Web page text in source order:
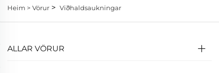
Heim > Vörur > Viðhaldsaukningar
ALLAR VÖRUR